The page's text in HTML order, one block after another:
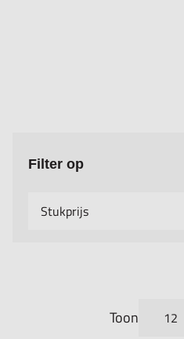
Filter op
Stukprijs
Toon
per pagina